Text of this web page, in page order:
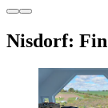
Nisdorf: